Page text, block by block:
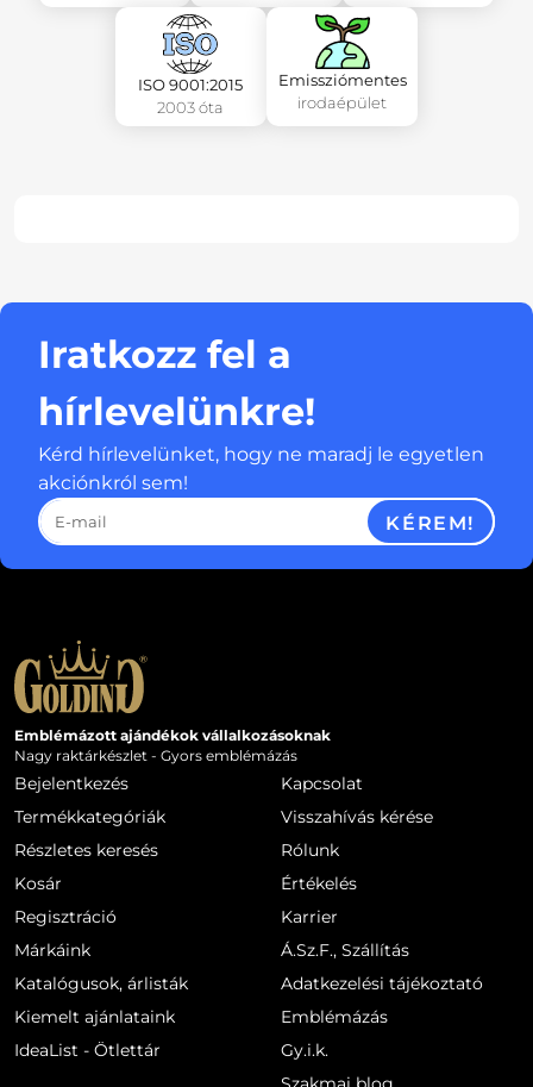
ISO 9001:2015
2003 óta
Emissziómentes
irodaépület
Iratkozz fel a
hírlevelünkre!
Kérd hírlevelünket, hogy ne maradj le egyetlen
akciónkról sem!
KÉREM!
Emblémázott ajándékok vállalkozásoknak
Nagy raktárkészlet - Gyors emblémázás
Bejelentkezés
Termékkategóriák
Részletes keresés
Kosár
Regisztráció
Kapcsolat
Visszahívás kérése
Rólunk
Értékelés
Karrier
Márkáink
Katalógusok, árlisták
Kiemelt ajánlataink
IdeaList - Ötlettár
Á.Sz.F., Szállítás
Adatkezelési tájékoztató
Emblémázás
Gy.i.k.